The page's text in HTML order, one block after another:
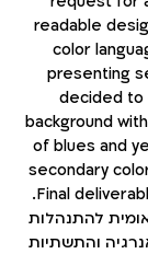
readable
color
presenting
decided to
background
of blues and
secondary
Final
להתנהלות
והתשתיות